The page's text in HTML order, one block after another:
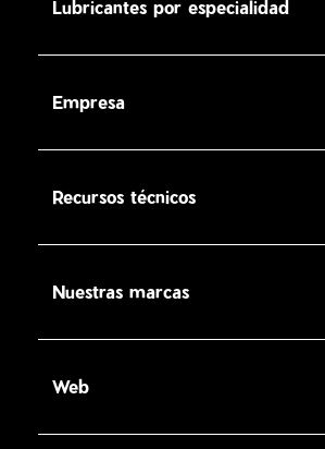
Lubricantes por especialidad
Empresa
Recursos técnicos
Nuestras marcas
Web